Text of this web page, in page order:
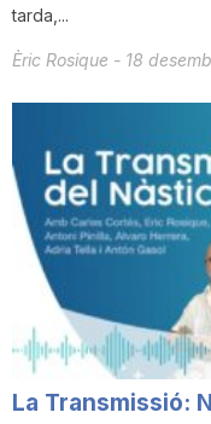
tarda,...
Èric Rosique - 18
La Transmissió: